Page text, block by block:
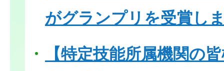
がグランプリを受賞し
【特定技能所属機関の